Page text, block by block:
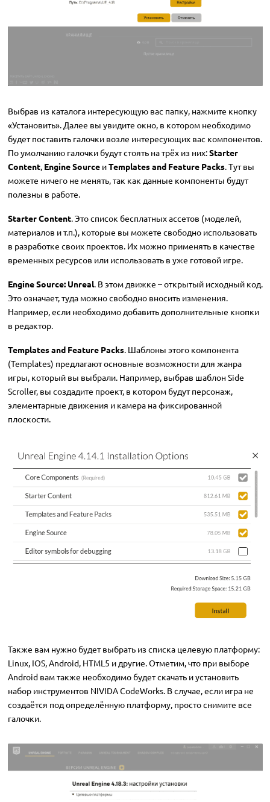
Выбрав из каталога интересующую вас папку, нажмите кнопку
«Установить». Далее вы увидите окно, в котором необходимо
будет поставить галочки возле интересующих вас компонентов.
По умолчанию галочки будут стоять на трёх из них:Starter
Content, Engine SourceиTemplates and Feature Packs. Тут вы
можете ничего не менять, так как данные компоненты будут
полезны в работе.
Starter Content. Это список бесплатных ассетов (моделей,
материалов и т.п.), которые вы можете свободно использовать
в разработке своих проектов. Их можно применять в качестве
временных ресурсов или использовать в уже готовой игре.
Engine Source: Unreal. В этом движке – открытый исходный код.
Это означает, туда можно свободно вносить изменения.
Например, если необходимо добавить дополнительные кнопки
в редактор.
Templates and Feature Packs. Шаблоны этого компонента
(Templates) предлагают основные возможности для жанра
игры, который вы выбрали. Например, выбрав шаблон Side
Scroller, вы создадите проект, в котором будут персонаж,
элементарные движения и камера на фиксированной
плоскости.
Также вам нужно будет выбрать из списка целевую платформу:
Linux, IOS, Android, HTML5 и другие. Отметим, что при выборе
Android вам также необходимо будет скачать и установить
набор инструментов NIVIDA CodeWorks. В случае, если игра не
создаётся под определённую платформу, просто снимите все
галочки.